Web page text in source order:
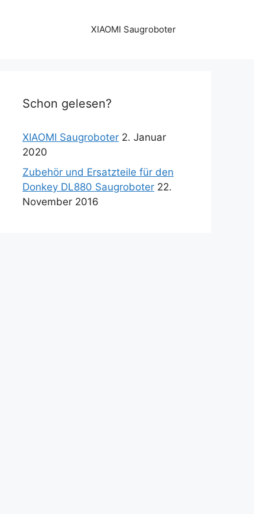
XIAOMI Saugroboter
Schon gelesen?
XIAOMI Saugroboter 2. Januar
2020
Zubehör und Ersatzteile für den
Donkey DL880 Saugroboter 22.
November 2016